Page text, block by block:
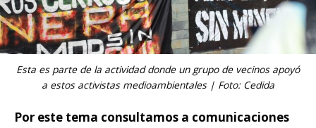
Esta es parte de la actividad donde un grupo de vecinos apoyó
a estos activistas medioambientales | Foto: Cedida
Por este tema consultamos a comunicaciones